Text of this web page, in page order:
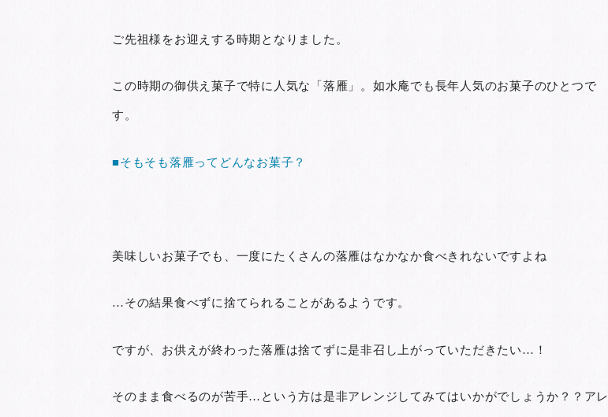
ご先祖様をお迎えする時期となりました。
この時期の御供え菓子で特に人気な「落雁」。如水庵でも長年人気のお菓子のひとつで
す。
■そもそも落雁ってどんなお菓子？
美味しいお菓子でも、一度にたくさんの落雁はなかなか食べきれないですよね
…その結果食べずに捨てられることがあるようです。
ですが、お供えが終わった落雁は捨てずに是非召し上がっていただきたい…！
そのまま食べるのが苦手…という方は是非アレンジしてみてはいかがでしょうか？？アレ